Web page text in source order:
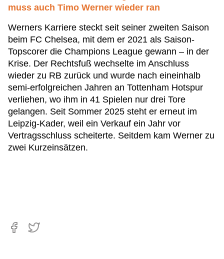
muss auch Timo Werner wieder ran
Werners Karriere steckt seit seiner zweiten Saison
beim FC Chelsea, mit dem er 2021 als Saison-
Topscorer die Champions League gewann – in der
Krise. Der Rechtsfuß wechselte im Anschluss
wieder zu RB zurück und wurde nach eineinhalb
semi-erfolgreichen Jahren an Tottenham Hotspur
verliehen, wo ihm in 41 Spielen nur drei Tore
gelangen. Seit Sommer 2025 steht er erneut im
Leipzig-Kader, weil ein Verkauf ein Jahr vor
Vertragsschluss scheiterte. Seitdem kam Werner zu
zwei Kurzeinsätzen.